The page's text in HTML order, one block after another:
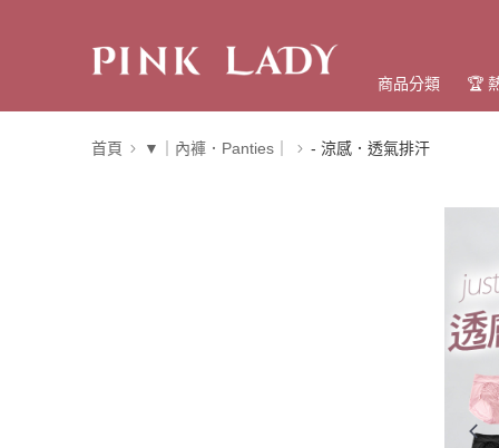
商品分類 🏆
首頁 ▼｜內褲．Panties｜ - 涼感．透氣排汗